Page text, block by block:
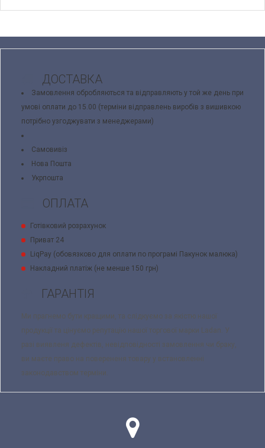
ДОСТАВКА
Замовлення обробляються та відправляють у той же день при
умові оплати до 15.00 (терміни відправлень виробів з вишивкою
потрібно узгоджувати з менеджерами)
Самовивіз
Нова Пошта
Укрпошта
ОПЛАТА
Готівковий розрахунок
Приват 24
LiqPay (обовязково для оплати по програмі Пакунок малюка)
Накладний платіж (не менше 150 грн)
ГАРАНТІЯ
Ми прагнемо бути кращими, та слідкуємо за якістю нашої
продукції та цінуємо репутацію нашої торгової марки Ladan. У
разі виявленя дефектів, невідповідності замовлення чи браку,
ви маєте право на поверененя товару у встановленні
законодавством терміни.